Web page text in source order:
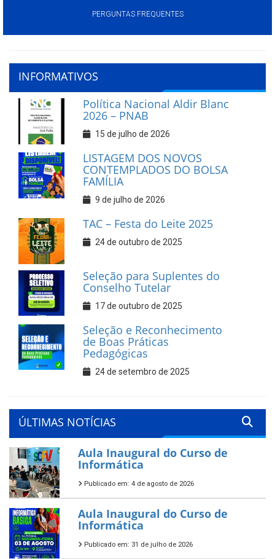
PERGUNTAS FREQUENTES
INFORMATIVOS
Política Nacional Aldir Blanc
2026 – PNAB
15 de julho de 2026
LISTAGEM DOS NOVOS
CONTEMPLADOS DO BOLSA
FAMÍLIA
9 de julho de 2026
TAC – Festa do Leite 2025
24 de outubro de 2025
Seleção para Suplentes do
Conselho Tutelar
17 de outubro de 2025
Seleção e Reconhecimento
de Boas Práticas
Pedagógicas
24 de setembro de 2025
ÚLTIMAS NOTÍCIAS
Aula Inaugural do Curso de
Informática
Publicado em: 4 de agosto de 2026
Aula Inaugural do Curso de
Informática
Publicado em: 31 de julho de 2026